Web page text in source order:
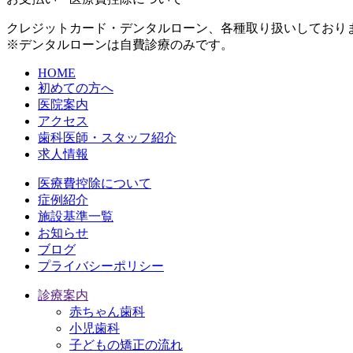
クレジットカード・デンタルローン、各種取り扱いしており
※デンタルローンは自費診療のみです。
HOME
初めての方へ
医院案内
アクセス
歯科医師・スタッフ紹介
求人情報
医療費控除について
症例紹介
施設基準一覧
お知らせ
ブログ
プライバシーポリシー
診療案内
赤ちゃん歯科
小児歯科
子どもの矯正の流れ